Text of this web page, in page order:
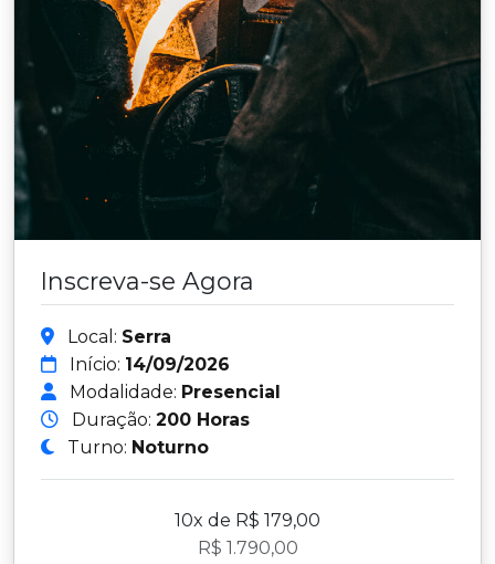
Inscreva-se Agora
Local: Serra
Início: 14/09/2026
Modalidade: Presencial
Duração: 200 Horas
Turno: Noturno
10x de R$ 179,00
R$ 1.790,00